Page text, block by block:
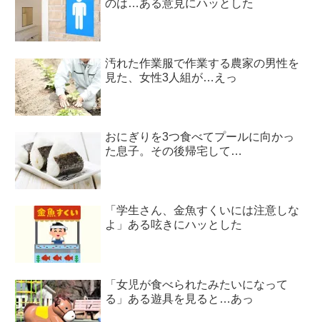
のは…ある意見にハッとした
汚れた作業服で作業する農家の男性を
見た、女性3人組が…えっ
おにぎりを3つ食べてプールに向かっ
た息子。その後帰宅して…
「学生さん、金魚すくいには注意しな
よ」ある呟きにハッとした
「女児が食べられたみたいになって
る」ある遊具を見ると…あっ